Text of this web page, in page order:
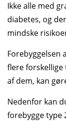
Ikke alle med
diabetes, og
mindske
Forebyggelsen
flere
af dem, kan
Nedenfor kan
forebygge type